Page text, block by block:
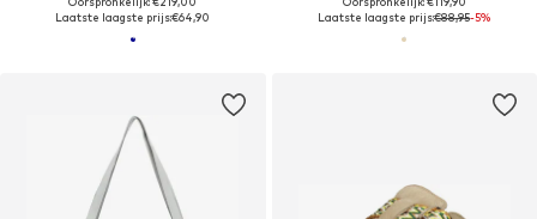
Laatste laagste prijs:€64,90
Laatste laagste prijs:€88,95-5%